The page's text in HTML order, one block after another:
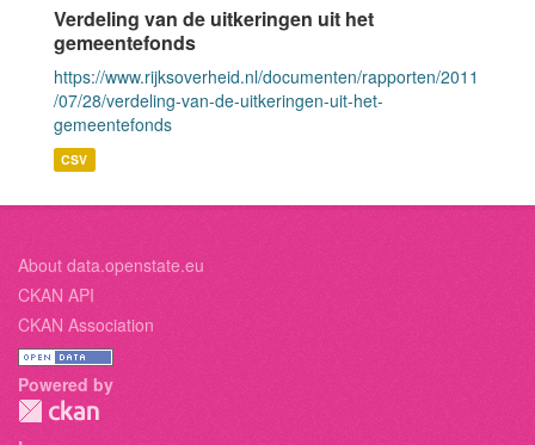
Verdeling van de uitkeringen uit het
gemeentefonds
https://www.rijksoverheid.nl/documenten/rapporten/2011
/07/28/verdeling-van-de-uitkeringen-uit-het-
gemeentefonds
CSV
About data.openstate.eu
CKAN API
CKAN Association
Powered by